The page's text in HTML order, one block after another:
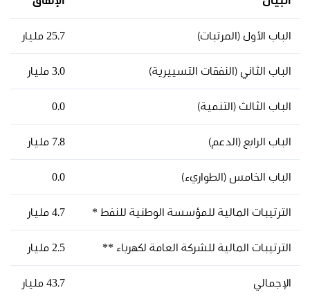
الباب الأول (المرتبات) 25.7 مليار
الباب الثاني (النفقات التسييرية) 3.0 مليار
الباب الثالث (التنمية) 0.0
الباب الرابع (الدعم) 7.8 مليار
الباب الخامس (الطواريء) 0.0
الترتيبات المالية للمؤسسة الوطنية للنفط * 4.7 مليار
الترتيبات المالية للشركة العامة لكهرباء ** 2.5 مليار
الإجمالي 43.7 مليار